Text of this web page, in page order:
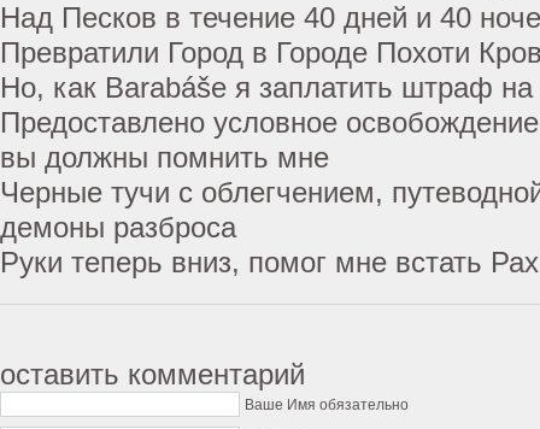
Над Песков в течение 40 дней и 40
Превратили Город в Городе Похоти
Но, как Barabáše я заплатить штраф на
Предоставлено условное
вы должны помнить мне
Черные тучи с облегчением,
демоны разброса
Руки теперь вниз, помог мне встать
оставить комментарий
Ваше Имя обязательно